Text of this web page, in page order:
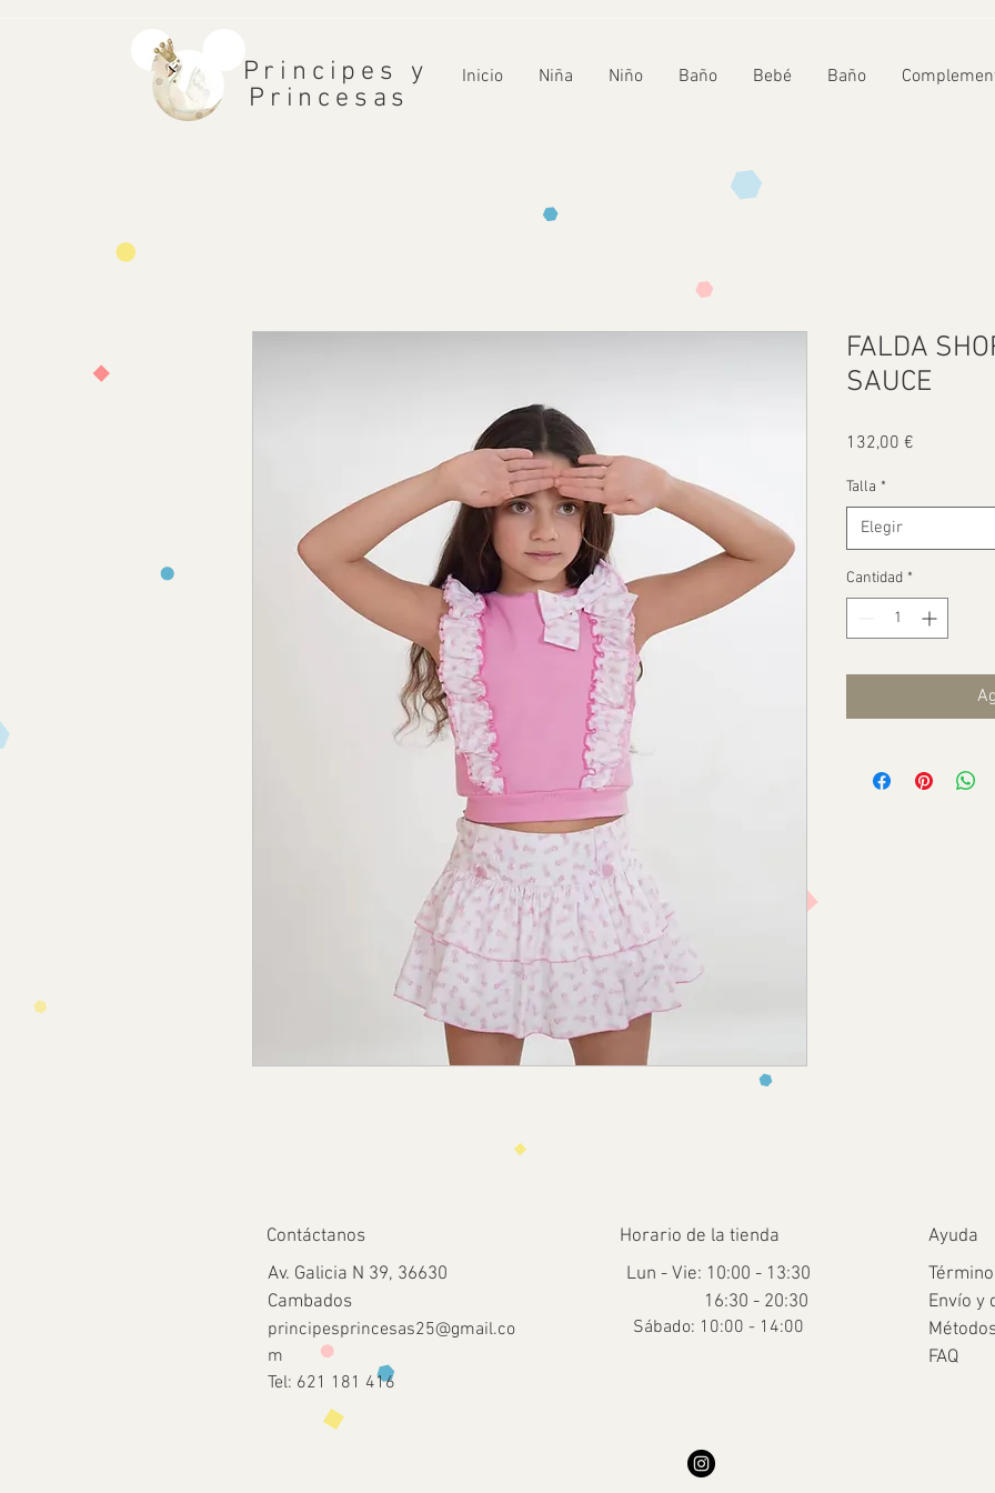
Principes y
Princesas
Inicio Niña Niño Baño Bebé Baño
FALDA
SAUCE
132,00 €
Talla *
Elegir
Cantidad *
Contáctanos
Av. Galicia N 39, 36630
Cambados
principesprincesas25@gmail.co
m
Tel: 621 181 416
Horario de la tienda
Lun - Vie: 10:00 - 13:30
16:30 - 20:30
​​Sábado: 10:00 - 14:00
Ayuda
Envío y
FAQ